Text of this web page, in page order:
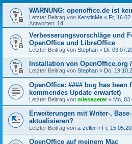
WARNUNG: openoffice.de ist
Letzter Beitrag von KerstinMe « Fr,
Antworten: 14
Verbesserungsvorschläge und
OpenOffice und LibreOffice
Letzter Beitrag von Stephan « Di,
Installation von OpenOffice.org
Letzter Beitrag von Stephan « Do,
OpenOffice: #### bug has been
kommendes Update erwartet)
Letzter Beitrag von miesepeter« Mo,
Erweiterungen mit Writer-,
aktualisieren?
Letzter Beitrag von a-zeller « Fr,
OpenOffice auf meinem Mac